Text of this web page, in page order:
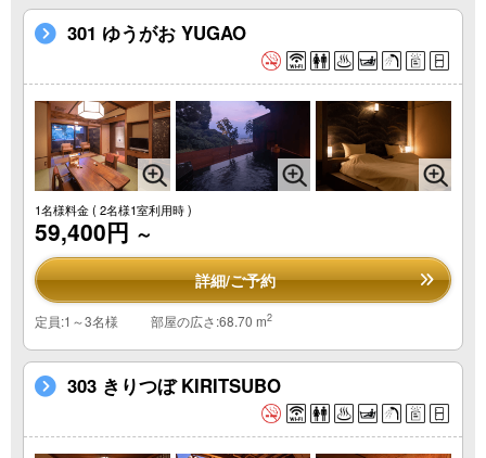
301 ゆうがお YUGAO
1名様料金( 2名様1室利用時 )
59,400円 ～
詳細/ご予約
定員:1～3名様 部屋の広さ:68.70 m2
303 きりつぼ KIRITSUBO